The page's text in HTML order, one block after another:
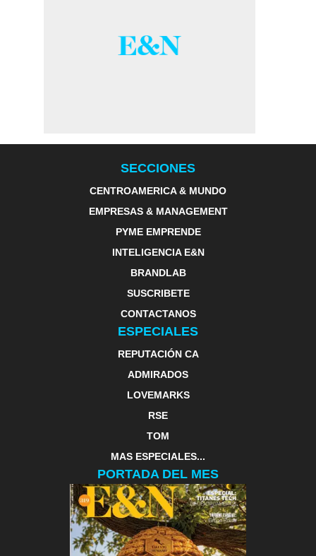
SECCIONES
CENTROAMERICA & MUNDO
EMPRESAS & MANAGEMENT
PYME EMPRENDE
INTELIGENCIA E&N
BRANDLAB
SUSCRIBETE
CONTACTANOS
ESPECIALES
REPUTACIÓN CA
ADMIRADOS
LOVEMARKS
RSE
TOM
MAS ESPECIALES...
PORTADA DEL MES